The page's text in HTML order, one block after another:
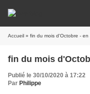
Accueil » fin du mois d'Octobre - en
fin du mois
Publié le 30/10/2020 à 17:22
Par Philippe